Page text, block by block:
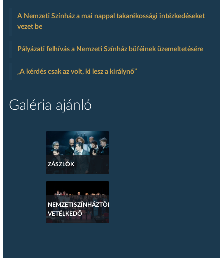
A Nemzeti Színház a mai nappal takarékossági intézkedéseket
vezet be
Pályázati felhívás a Nemzeti Színház büféinek üzemeltetésére
„A kérdés csak az volt, ki lesz a királynő”
Galéria ajánló
ZÁSZLÓK
NEMZETISZÍNHÁZTÖRTÉNETI
VETÉLKEDŐ